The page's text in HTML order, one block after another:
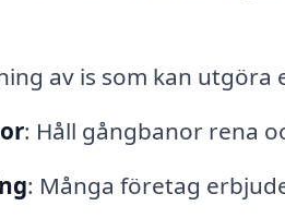
av is som kan
: Håll gångbanor rena
: Många företag